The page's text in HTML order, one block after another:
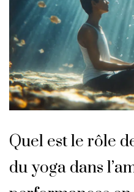
Quel est le rôle
du yoga dans